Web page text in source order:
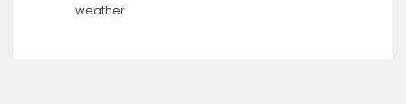
weather